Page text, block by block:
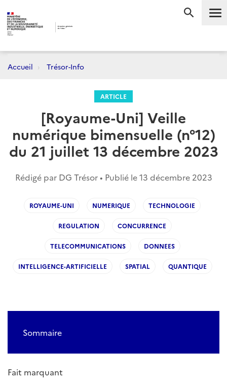
Accueil Trésor-Info
ARTICLE
[Royaume-Uni] Veille
numérique bimensuelle (n°12)
du 21 juillet 13 décembre 2023
Rédigé par DG Trésor • Publié le13 décembre 2023
ROYAUME-UNI NUMERIQUE TECHNOLOGIE
REGULATION CONCURRENCE
TELECOMMUNICATIONS DONNEES
INTELLIGENCE-ARTIFICIELLE SPATIAL QUANTIQUE
Sommaire
Fait marquant